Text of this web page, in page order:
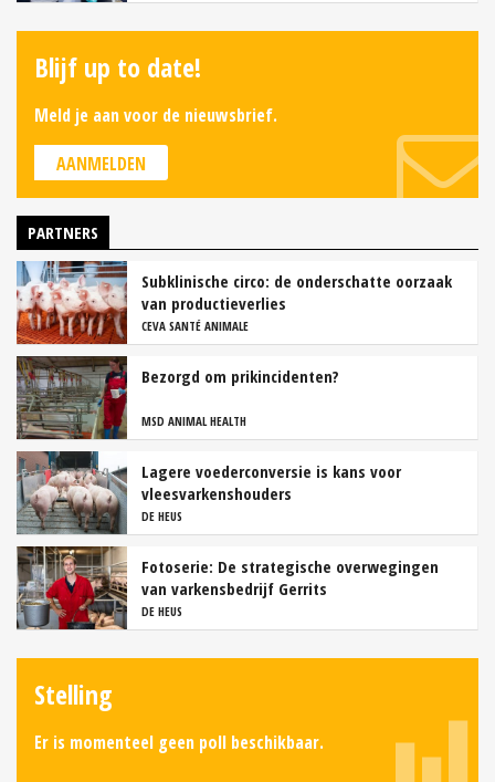
Blijf up to date!
Meld je aan voor de nieuwsbrief.
AANMELDEN
PARTNERS
Subklinische circo: de onderschatte oorzaak
van productieverlies
CEVA SANTÉ ANIMALE
Bezorgd om prikincidenten?
MSD ANIMAL HEALTH
Lagere voederconversie is kans voor
vleesvarkenshouders
DE HEUS
Fotoserie: De strategische overwegingen
van varkensbedrijf Gerrits
DE HEUS
Stelling
Er is momenteel geen poll beschikbaar.